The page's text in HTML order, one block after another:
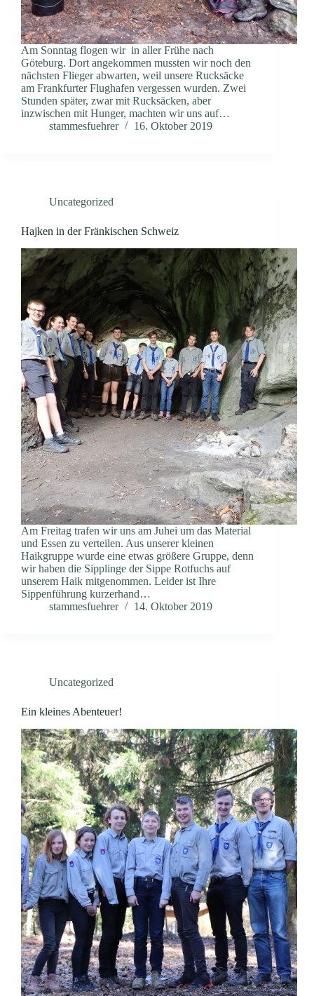
Am Sonntag flogen wir in aller Frühe nach
Göteburg. Dort angekommen mussten wir noch den
nächsten Flieger abwarten, weil unsere Rucksäcke
am Frankfurter Flughafen vergessen wurden. Zwei
Stunden später, zwar mit Rucksäcken, aber
inzwischen mit Hunger, machten wir uns auf…
stammesfuehrer
16. Oktober 2019
Uncategorized
Hajken in der Fränkischen Schweiz
Am Freitag trafen wir uns am Juhei um das Material
und Essen zu verteilen. Aus unserer kleinen
Haikgruppe wurde eine etwas größere Gruppe, denn
wir haben die Sipplinge der Sippe Rotfuchs auf
unserem Haik mitgenommen. Leider ist Ihre
Sippenführung kurzerhand…
stammesfuehrer
14. Oktober 2019
Uncategorized
Ein kleines Abenteuer!